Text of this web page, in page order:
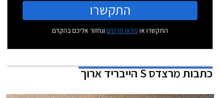
התקשרו
התקשרו או מלאו פרטים ונחזור אליכם בהקדם
כתבותמרצדס S הייבריד ארוך